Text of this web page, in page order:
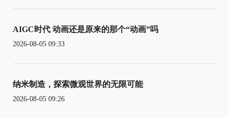
AIGC时代 动画还是原来的那个“动画”吗
2026-08-05 09:33
纳米制造，探索微观世界的无限可能
2026-08-05 09:26